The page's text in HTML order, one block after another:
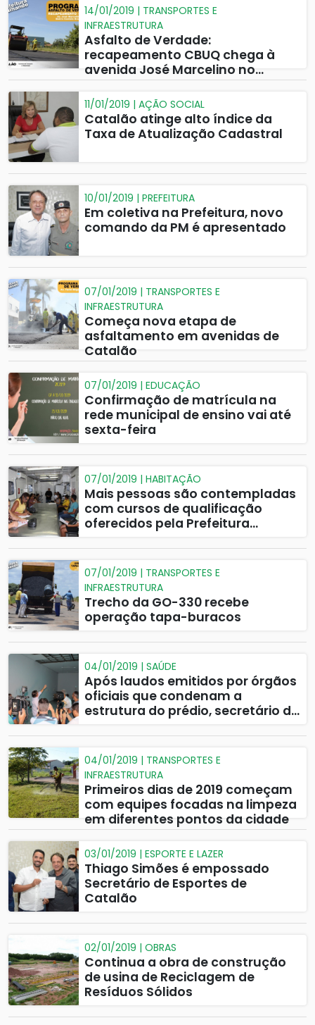
14/01/2019 | TRANSPORTES E
INFRAESTRUTURA
Asfalto de Verdade:
recapeamento CBUQ chega à
avenida José Marcelino no
Castelo Branco
11/01/2019 | AÇÃO SOCIAL
Catalão atinge alto índice da
Taxa de Atualização Cadastral
10/01/2019 | PREFEITURA
Em coletiva na Prefeitura, novo
comando da PM é apresentado
07/01/2019 | TRANSPORTES E
INFRAESTRUTURA
Começa nova etapa de
asfaltamento em avenidas de
Catalão
07/01/2019 | EDUCAÇÃO
Confirmação de matrícula na
rede municipal de ensino vai até
sexta-feira
07/01/2019 | HABITAÇÃO
Mais pessoas são contempladas
com cursos de qualificação
oferecidos pela Prefeitura
Caixa Econômica Federal
07/01/2019 | TRANSPORTES E
INFRAESTRUTURA
Trecho da GO-330 recebe
operação tapa-buracos
04/01/2019 | SAÚDE
Após laudos emitidos por órgãos
oficiais que condenam a
estrutura do prédio, secretário de
da UPA para reforma
04/01/2019 | TRANSPORTES E
INFRAESTRUTURA
Primeiros dias de 2019 começam
com equipes focadas na limpeza
em diferentes pontos da cidade
03/01/2019 | ESPORTE E LAZER
Thiago Simões é empossado
Secretário de Esportes de
Catalão
02/01/2019 | OBRAS
Continua a obra de construção
de usina de Reciclagem de
Resíduos Sólidos